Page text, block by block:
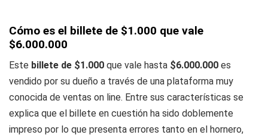
Cómo es el billete de $1.000 que vale
$6.000.000
Este billete de $1.000 que vale hasta $6.000.000 es
vendido por su dueño a través de una plataforma muy
conocida de ventas on line. Entre sus características se
explica que el billete en cuestión ha sido doblemente
impreso por lo que presenta errores tanto en el hornero,